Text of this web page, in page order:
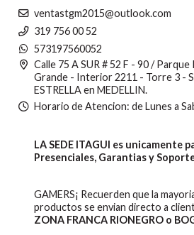
ventastgm2015@outlook.com
319 756 00 52
573197560052
Calle 75 A SUR # 52 F - 90 /
Grande - Interior 2211 - Torre 3 -
ESTRELLA en MEDELLIN.
Horario de Atencion: de Lunes a
LA SEDE ITAGUI es unicamente
Presenciales, Garantias y
GAMERS¡ Recuerden que la
productos se envian directo a
ZONA FRANCA RIONEGRO o